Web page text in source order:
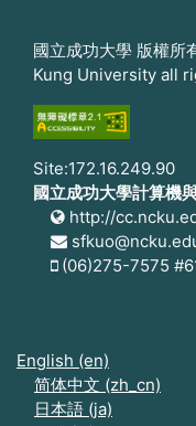
國立成功大學 版權
Kung University all
Site:172.16.249.90
國立成功大學計算機
http://
(06)275-7575
English ‎(en)‎
简体中文 ‎(zh_cn)‎
日本語 ‎(ja)‎